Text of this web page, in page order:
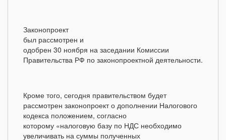
Законопроект
был рассмотрен и
одобрен 30 ноября на заседании Комиссии
Правительства РФ по законопроектной деятельности.
Кроме того, сегодня правительством будет
рассмотрен законопроект о дополнении Налогового
кодекса положением, согласно
которому «налоговую базу по НДС необходимо
увеличивать на суммы полученных